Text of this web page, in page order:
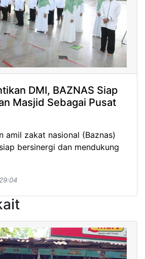
DMI, BAZNAS Siap
Masjid Sebagai Pusat
amil zakat nasional (Baznas)
bersinergi dan mendukung